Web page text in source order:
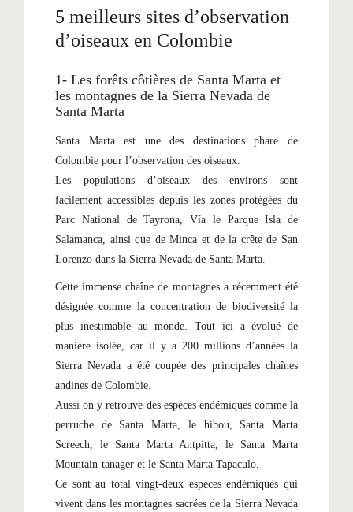
5 meilleurs sites d’observation
d’oiseaux en Colombie
1- Les forêts côtières de Santa Marta et
les montagnes de la Sierra Nevada de
Santa Marta
Santa Marta est une des destinations phare de
Colombie pour l’observation des oiseaux.
Les populations d’oiseaux des environs sont
facilement accessibles depuis les zones protégées du
Parc National de Tayrona, Vía le Parque Isla de
Salamanca, ainsi que de Minca et de la crête de San
Lorenzo dans la Sierra Nevada de Santa Marta.
Cette immense chaîne de montagnes a récemment été
désignée comme la concentration de biodiversité la
plus inestimable au monde. Tout ici a évolué de
manière isolée, car il y a 200 millions d’années la
Sierra Nevada a été coupée des principales chaînes
andines de Colombie.
Aussi on y retrouve des espèces endémiques comme la
perruche de Santa Marta, le hibou, Santa Marta
Screech, le Santa Marta Antpitta, le Santa Marta
Mountain-tanager et le Santa Marta Tapaculo.
Ce sont au total vingt-deux espèces endémiques qui
vivent dans les montagnes sacrées de la Sierra Nevada